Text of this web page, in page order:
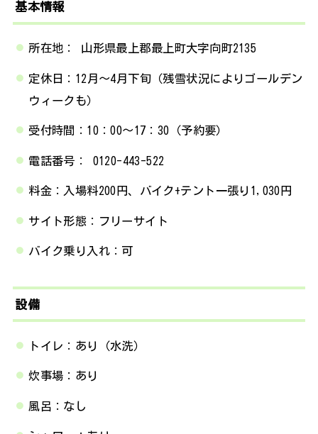
基本情報
所在地： 山形県最上郡最上町大字向町2135
定休日：12月～4月下旬（残雪状況によりゴールデン
ウィークも）
受付時間：10：00～17：30（予約要）
電話番号： 0120-443-522
料金：入場料200円、バイク+テント一張り1,030円
サイト形態：フリーサイト
バイク乗り入れ：可
設備
トイレ：あり（水洗）
炊事場：あり
風呂：なし